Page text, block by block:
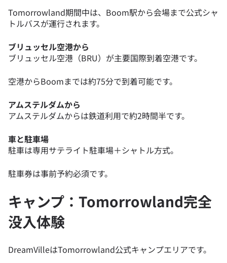
Tomorrowland期間中は、Boom駅から会場まで公式シャ
トルバスが運行されます。
ブリュッセル空港から
ブリュッセル空港（BRU）が主要国際到着空港です。
空港からBoomまでは約75分で到着可能です。
アムステルダムから
アムステルダムからは鉄道利用で約2時間半です。
車と駐車場
駐車は専用サテライト駐車場＋シャトル方式。
駐車券は事前予約必須です。
キャンプ：Tomorrowland完全
没入体験
DreamVilleはTomorrowland公式キャンプエリアです。